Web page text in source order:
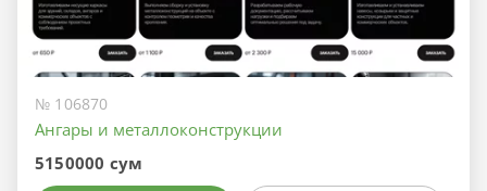
№ 106870
Ангары и металлоконструкции
5150000 сум